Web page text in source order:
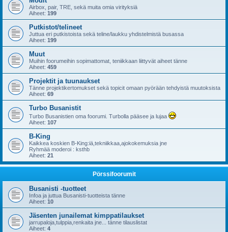
Airbox, pair, TRE, sekä muita omia virityksiä
Aiheet: 199
Putkistot/telineet
Juttua eri putkistoista sekä teline/laukku yhdistelmistä busassa
Aiheet: 199
Muut
Muihin foorumeihin sopimattomat, teniikkaan liittyvät aiheet tänne
Aiheet: 459
Projektit ja tuunaukset
Tänne projektikertomukset sekä topicit omaan pyörään tehdyistä muutoksista
Aiheet: 69
Turbo Busanistit
Turbo Busanistien oma foorumi. Turbolla pääsee ja lujaa
Aiheet: 107
B-King
Kaikkea koskien B-King:iä,tekniikkaa,ajokokemuksia jne
Ryhmää moderoi : ksthb
Aiheet: 21
Pörssifoorumit
Busanisti -tuotteet
Infoa ja juttua Busanisti-tuotteista tänne
Aiheet: 10
Jäsenten junailemat kimppatilaukset
jarrupaloja,tulppia,renkaita jne... tänne tilauslistat
Aiheet: 4